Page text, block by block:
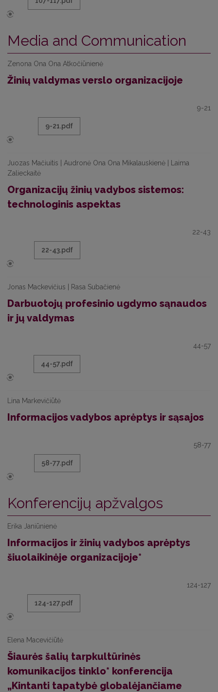
Media and Communication
Zenona Ona Ona Atkočiūnienė
Žinių valdymas verslo organizacijoje
9-21
9-21.pdf
Juozas Mačiuitis | Audronė Ona Ona Mikalauskienė | Laima
Zalieckaitė
Organizacijų žinių vadybos sistemos:
technologinis aspektas
22-43
22-43.pdf
Jonas Mackevičius | Rasa Subačienė
Darbuotojų profesinio ugdymo sąnaudos
ir jų valdymas
44-57
44-57.pdf
Lina Markevičiūtė
Informacijos vadybos aprėptys ir sąsajos
58-77
58-77.pdf
Konferencijų apžvalgos
Erika Janiūnienė
Informacijos ir žinių vadybos aprėptys
šiuolaikinėje organizacijoje*
124-127
124-127.pdf
Elena Macevičiūtė
Šiaurės šalių tarpkultūrinės
komunikacijos tinklo* konferencija
„Kintanti tapatybė globalėjančiame